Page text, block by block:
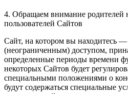
4. Обращаем внимание родителей
пользователей Сайтов
Сайт, на котором вы находитесь
(неограниченным) доступом,
определенные периоды времени
некоторых Сайтов будет
специальными положениями о
будут содержаться специальные